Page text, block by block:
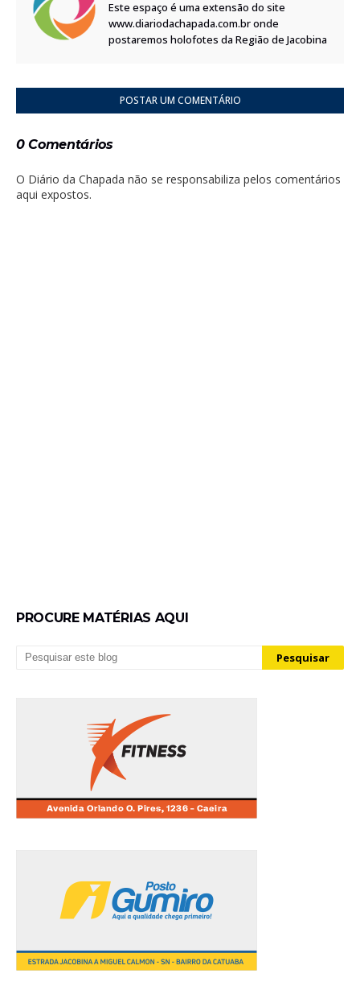
Este espaço é uma extensão do site
www.diariodachapada.com.br onde
postaremos holofotes da Região de Jacobina
POSTAR UM COMENTÁRIO
0 Comentários
O Diário da Chapada não se responsabiliza pelos comentários
aqui expostos.
PROCURE MATÉRIAS AQUI